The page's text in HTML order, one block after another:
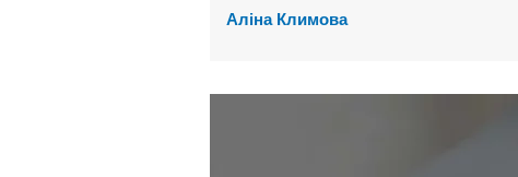
Аліна Климова